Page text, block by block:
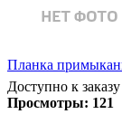
Планка
Доступно к заказу
Просмотры: 121